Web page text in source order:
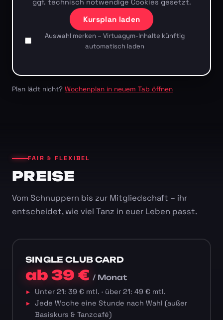
ggf. technisch notwendige Cookies gesetzt.
Kursplan laden
Auswahl merken – Virtuagym-Inhalte künftig
automatisch laden
Plan lädt nicht? Wochenplan in neuem Tab öffnen
FAIR & FLEXIBEL
PREISE
Vom Schnuppern bis zur Mitgliedschaft – ihr
entscheidet, wie viel Tanz in euer Leben passt.
SINGLE CLUB CARD
ab 39 €/ Monat
Unter 21: 39 € mtl. · über 21: 49 € mtl.
Jede Woche eine Stunde nach Wahl (außer
Basiskurs & Tanzcafé)